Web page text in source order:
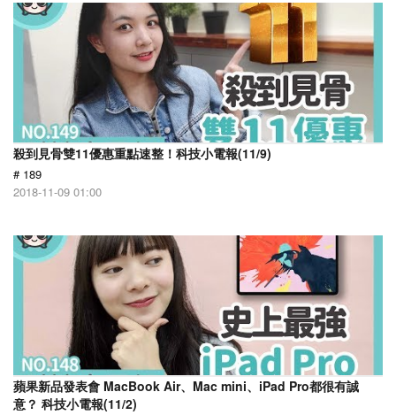
殺到見骨雙11優惠重點速整！科技小電報(11/9)
# 189
2018-11-09 01:00
蘋果新品發表會 MacBook Air、Mac mini、iPad Pro都很有誠
意？ 科技小電報(11/2)